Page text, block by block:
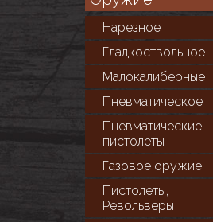
Нарезное
Гладкоствольное
Малокалиберные
Пневматическое
Пневматические
пистолеты
Газовое оружие
Пистолеты,
Револьверы